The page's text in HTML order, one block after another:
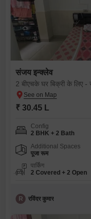
संजय इन्क्लेव
2 बीएचके घर बिक्री के लिए -
₹ 30.45 L
Config
2 BHK + 2 Bath
Additional Spaces
पूजा रूम
पार्किंग
2 Covered + 2 Open
R रविंदर कुमार